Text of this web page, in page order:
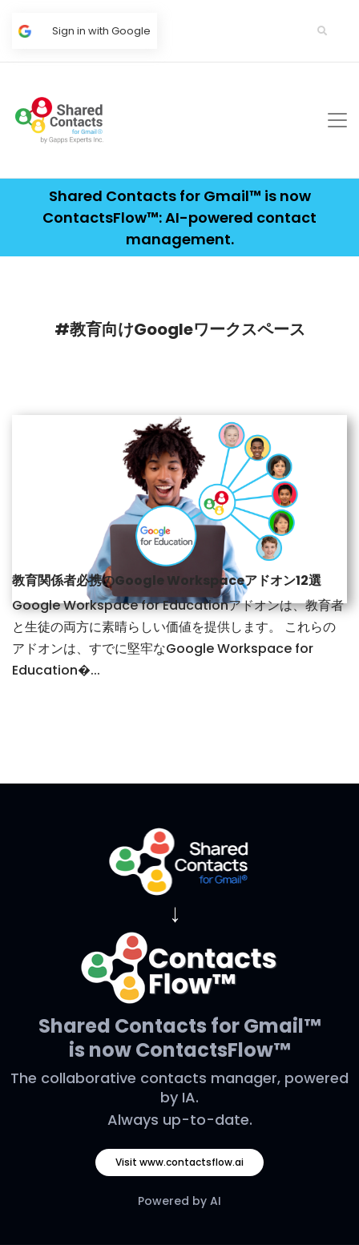
Sign in with Google
Shared Contacts for Gmail™ is now
ContactsFlow™: AI-powered contact
management.
#教育向けGoogleワークスペース
教育関係者必携のGoogle Workspaceアドオン12選
Google Workspace for Educationアドオンは、教育者
と生徒の両方に素晴らしい価値を提供します。 これらの
アドオンは、すでに堅牢なGoogle Workspace for
Education�...
→
Shared Contacts for Gmail™
is now ContactsFlow™
The collaborative contacts manager, powered
by IA.
Always up-to-date.
Visit www.contactsflow.ai
Powered by AI